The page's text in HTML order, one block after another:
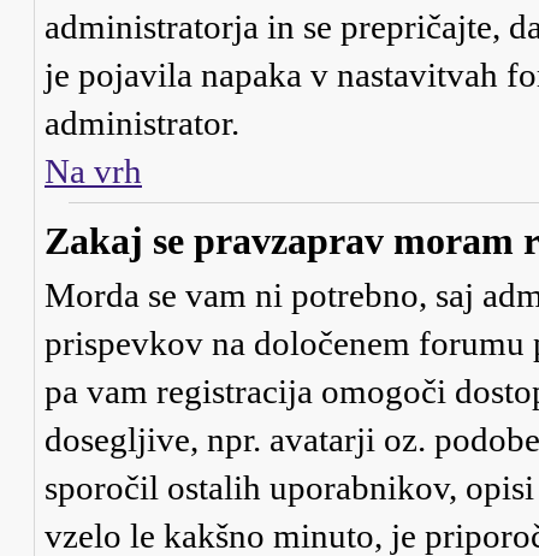
administratorja in se prepričajte,
je pojavila napaka v nastavitvah
administrator.
Na vrh
Zakaj se pravzaprav moram
Morda se vam ni potrebno, saj
prispevkov na določenem forumu
pa vam registracija omogoči
dosegljive, npr. avatarji oz.
sporočil ostalih uporabnikov,
vzelo le kakšno minuto, je